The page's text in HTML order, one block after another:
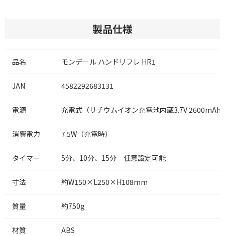
製品仕様
品名 モンデール ハンドリフレ HR1
JAN 4582292683131
電源 充電式（リチウムイオン充電池内蔵3.7V 2600mAh
消費電力 7.5W（充電時）
タイマー 5分、10分、15分 任意設定可能
寸法 約W150×L250×H108mm
質量 約750g
材質 ABS